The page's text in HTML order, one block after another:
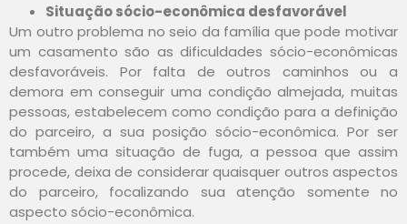
Situação sócio-econômica desfavorável
Um outro problema no seio da família que pode motivar
um casamento são as dificuldades sócio-econômicas
desfavoráveis. Por falta de outros caminhos ou a
demora em conseguir uma condição almejada, muitas
pessoas, estabelecem como condição para a definição
do parceiro, a sua posição sócio-econômica. Por ser
também uma situação de fuga, a pessoa que assim
procede, deixa de considerar quaisquer outros aspectos
do parceiro, focalizando sua atenção somente no
aspecto sócio-econômica.